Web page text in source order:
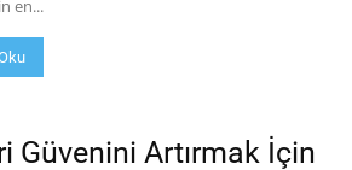
en...
Güvenini Artırmak İçin